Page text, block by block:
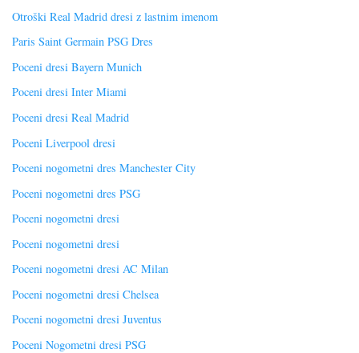
Otroški Real Madrid dresi z lastnim imenom
Paris Saint Germain PSG Dres
Poceni dresi Bayern Munich
Poceni dresi Inter Miami
Poceni dresi Real Madrid
Poceni Liverpool dresi
Poceni nogometni dres Manchester City
Poceni nogometni dres PSG
Poceni nogometni dresi
Poceni nogometni dresi
Poceni nogometni dresi AC Milan
Poceni nogometni dresi Chelsea
Poceni nogometni dresi Juventus
Poceni Nogometni dresi PSG